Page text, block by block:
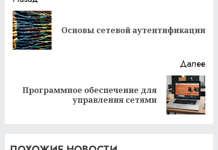
чтение
Основы сетевой аутентификации
Далее
Следующая
Программное обеспечение для
управления сетями